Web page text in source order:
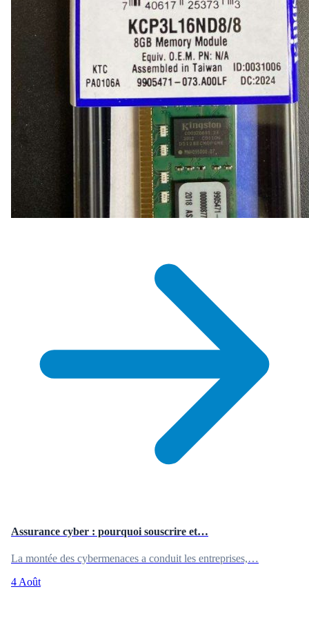
Assurance cyber : pourquoi souscrire et…
La montée des cybermenaces a conduit les entreprises,…
4 Août